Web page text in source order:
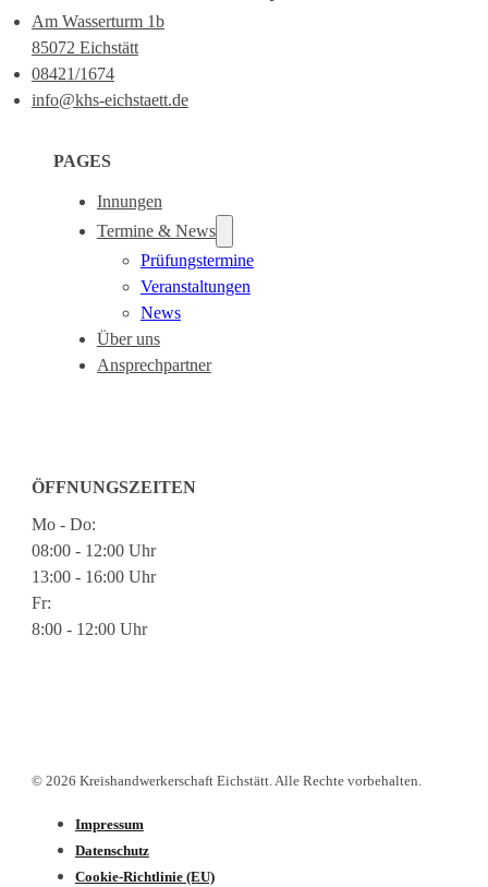
Am Wasserturm 1b
85072 Eichstätt
08421/1674
info@khs-eichstaett.de
PAGES
Innungen
Termine & News
Prüfungstermine
Veranstaltungen
News
Über uns
Ansprechpartner
ÖFFNUNGSZEITEN
Mo - Do:
08:00 - 12:00 Uhr
13:00 - 16:00 Uhr
Fr:
8:00 - 12:00 Uhr
© 2026 Kreishandwerkerschaft Eichstätt. Alle Rechte vorbehalten.
Impressum
Datenschutz­
Cookie-Richtlinie (EU)